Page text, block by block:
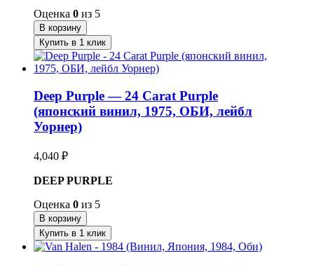
Оценка 0 из 5
В корзину
Купить в 1 клик
Deep Purple — 24 Carat Purple
(японский винил, 1975, ОБИ, лейбл
Уорнер)
4,040 ₽
DEEP PURPLE
Оценка 0 из 5
В корзину
Купить в 1 клик